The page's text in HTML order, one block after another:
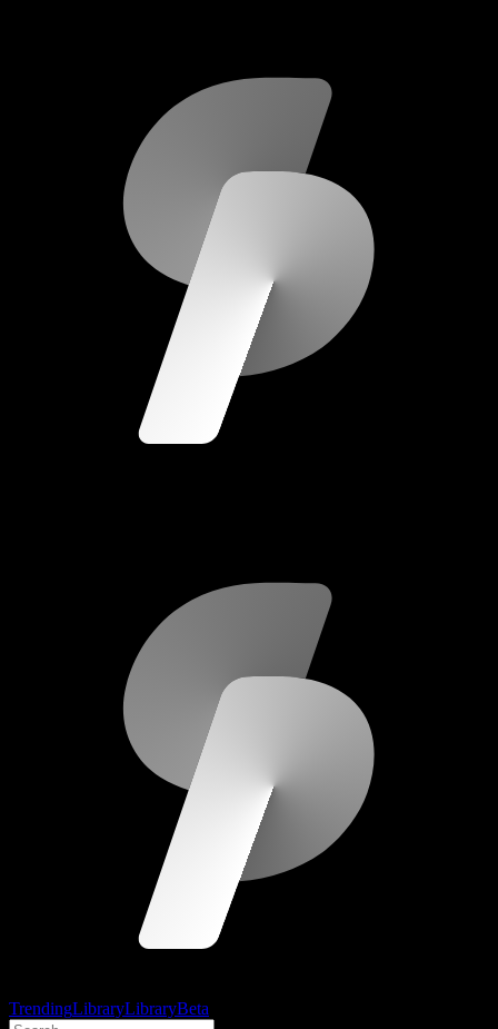
TrendingLibraryLibraryBeta